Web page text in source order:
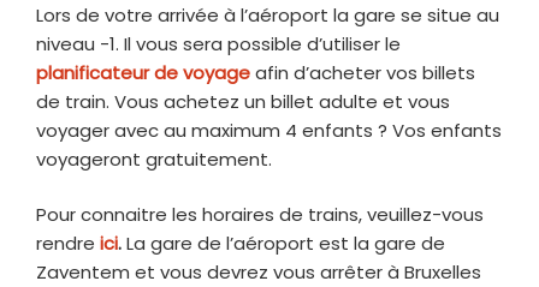
Lors de votre arrivée à l’aéroport la gare se situe au
niveau -1. Il vous sera possible d’utiliser le
planificateur de voyageafin d’acheter vos billets
de train. Vous achetez un billet adulte et vous
voyager avec au maximum 4 enfants ? Vos enfants
voyageront gratuitement.
Pour connaitre les horaires de trains, veuillez-vous
rendre ici.La gare de l’aéroport est la gare de
Zaventem et vous devrez vous arrêter à Bruxelles